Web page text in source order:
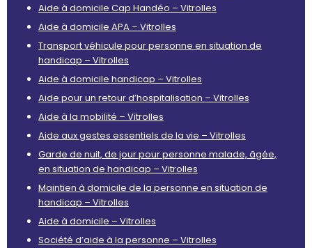
Aide à domicile Cap Handéo – Vitrolles
Aide à domicile APA – Vitrolles
Transport véhicule pour personne en situation de
handicap – Vitrolles
Aide à domicile handicap – Vitrolles
Aide pour un retour d’hospitalisation – Vitrolles
Aide à la mobilité – Vitrolles
Aide aux gestes essentiels de la vie – Vitrolles
Garde de nuit, de jour pour personne malade, âgée,
en situation de handicap – Vitrolles
Maintien à domicile de la personne en situation de
handicap – Vitrolles
Aide à domicile – Vitrolles
Société d’aide à la personne – Vitrolles